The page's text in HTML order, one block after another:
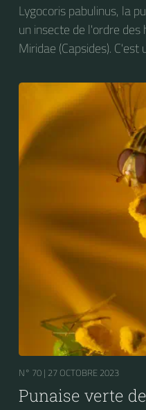
Lygocoris pabulinus, la
un insecte de l'ordre
Miridae (Capsides).
végétales, dont les
maraîchères : pomme
plantes ornementales :
rosiers, ainsi que la
N° 70 | 27 OCTOBRE 2023
Punaise verte